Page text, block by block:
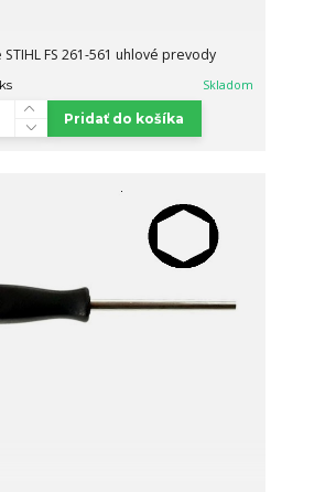
STIHL FS 261-561 uhlové prevody
ks Skladom
Pridať do košíka